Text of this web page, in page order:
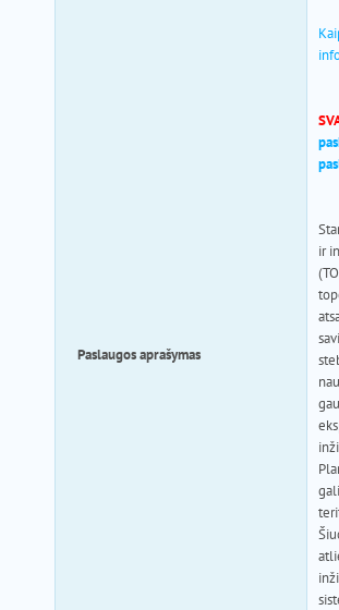
Paslaugos aprašymas
ir